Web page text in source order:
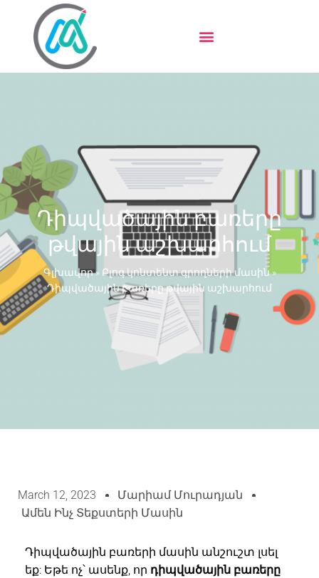
Դիպվածային բառերը
թվային աշխարհում
Գլխավոր» Բլոգ կոնտենտ գրողների մասին»
Դիպվածային բառերը թվային աշխարհում
March 12, 2023
Մարիամ Մուրադյան
Ամեն Ինչ Տեքստերի Մասին
Դիպվածային բառերի մասին անշուշտ լսել
եք: Եթե ոչ՝ ասենք, որ դիպվածային բառերը